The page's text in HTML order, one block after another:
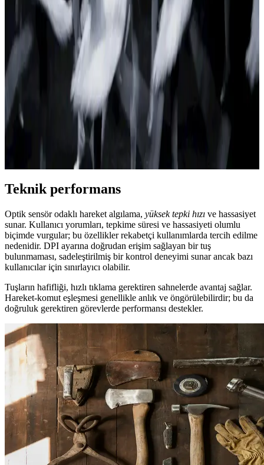
Razer Basilisk V3 Pro Kablosuz Gaming Mouse
Özellikleri ve Performans Değerlendirmesi
Razer Basilisk V3 Pro, ergonomik tasarımı, yüksek DPI sensörü ve
özelleştirilebilir özellikleriyle öne çıkan gelişmiş kablosuz gaming
mouse'dur. Oyun ve günlük kullanımda üstün performans sağlar.
Razer Tournament Edition: Profesyonel Oyuncular
İçin Üstün Performans ve Ergonomik Tasarım
Razer Tournament Edition, ergonomik tasarımı, yüksek hassasiyetli
optik sensörleri ve Razer Synapse yazılım entegrasyonu ile
profesyonel oyunculara üstün performans ve kapsamlı özelleştirme
Teknik performans
Optik sensör odaklı hareket algılama, yüksek tepki hızı ve hassasiyet
sunar. Kullanıcı yorumları, tepkime süresi ve hassasiyeti olumlu
biçimde vurgular; bu özellikler rekabetçi kullanımlarda tercih edilme
nedenidir. DPI ayarına doğrudan erişim sağlayan bir tuş
bulunmaması, sadeleştirilmiş bir kontrol deneyimi sunar ancak bazı
kullanıcılar için sınırlayıcı olabilir.
Tuşların hafifliği, hızlı tıklama gerektiren sahnelerde avantaj sağlar.
Hareket-komut eşleşmesi genellikle anlık ve öngörülebilirdir; bu da
doğruluk gerektiren görevlerde performansı destekler.